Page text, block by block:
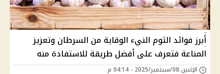
أبرز فوائد الثوم النيء الوقاية من السرطان وتعزيز
المناعة فتعرف على أفضل طريقة للاستفادة منه
الإثنين 08/سبتمبر/2025 - 04:14 م